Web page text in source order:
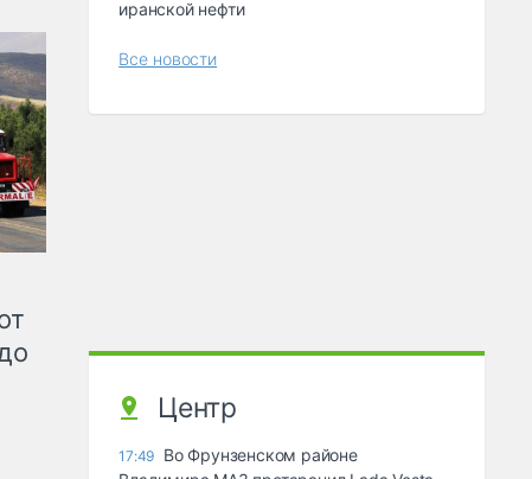
иранской нефти
Все новости
Центр
17:49 Во Фрунзенском районе